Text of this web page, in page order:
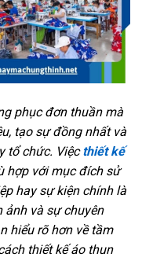
phục đơn thuần mà
tạo sự đồng nhất và
tổ chức. Việcthiết kế
hợp với mục đích sử
hay sự kiện chính là
ảnh và sự chuyên
hiểu rõ hơn về tầm
thiết kế áo thun